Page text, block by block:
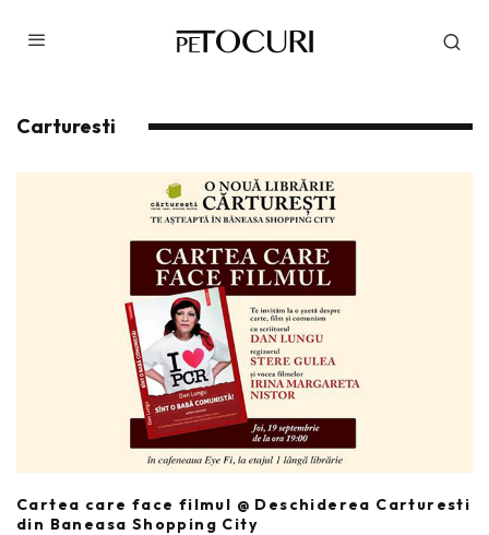
Carturesti
Cartea care face filmul @ Deschiderea Carturesti
din Baneasa Shopping City